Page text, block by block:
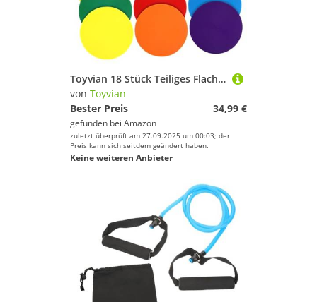
Toyvian 18 Stück Teiliges Flache rutschfeste Sport Markierungsscheiben in Rot Gelb Blau Grün Orange Lila Große Langlebige Fußball Trainingsbodenpunkte für Agility und Zielübungen
von Toyvian
Bester Preis
34,99 €
gefunden bei Amazon
zuletzt überprüft am 27.09.2025 um 00:03; der
Preis kann sich seitdem geändert haben.
Keine weiteren Anbieter